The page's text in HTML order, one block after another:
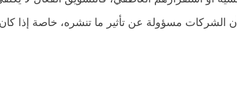
الشركات مسؤولة عن تأثير ما تنشره، خاصة إذا